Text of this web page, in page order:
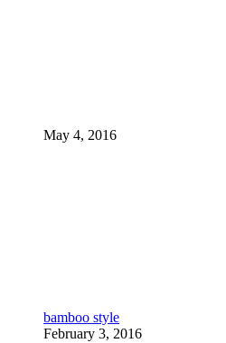
May 4, 2016
bamboo style
February 3, 2016